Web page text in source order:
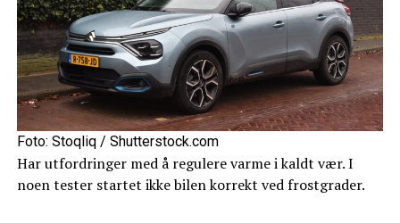
Foto: Stoqliq / Shutterstock.com
Har utfordringer med å regulere varme i kaldt vær. I
noen tester startet ikke bilen korrekt ved frostgrader.